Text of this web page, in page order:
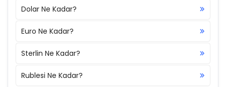
Dolar Ne Kadar?
Euro Ne Kadar?
Sterlin Ne Kadar?
Rublesi Ne Kadar?